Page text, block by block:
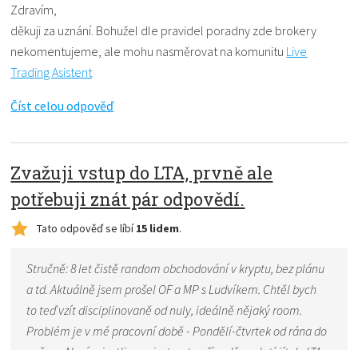
Zdravím,
děkuji za uznání. Bohužel dle pravidel poradny zde brokery
nekomentujeme, ale mohu nasměrovat na komunitu Live
Trading Asistent
Číst celou odpověď
Tato odpověď se líbí15 lidem.
Zvažuji vstup do LTA, prvně ale
potřebuji znát pár odpovědí.
Stručně: 8 let čistě random obchodování v kryptu, bez plánu
a td. Aktuálně jsem prošel OF a MP s Ludvíkem. Chtěl bych
to teď vzít disciplinovaně od nuly, ideálně nějaký room.
Problém je v mé pracovní době - Pondělí-čtvrtek od rána do